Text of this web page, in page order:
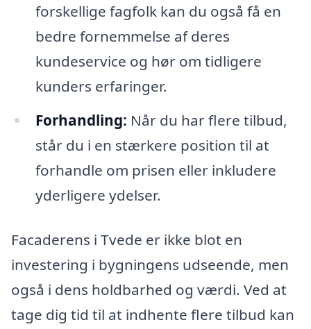
forskellige fagfolk kan du også få en
bedre fornemmelse af deres
kundeservice og hør om tidligere
kunders erfaringer.
Forhandling: Når du har flere tilbud,
står du i en stærkere position til at
forhandle om prisen eller inkludere
yderligere ydelser.
Facaderens i Tvede er ikke blot en
investering i bygningens udseende, men
også i dens holdbarhed og værdi. Ved at
tage dig tid til at indhente flere tilbud kan